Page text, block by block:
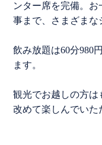
ンター席を完備。
事まで、さまざまな
飲み放題は60分980
ます。
観光でお越しの方は
改めて楽しんでいた